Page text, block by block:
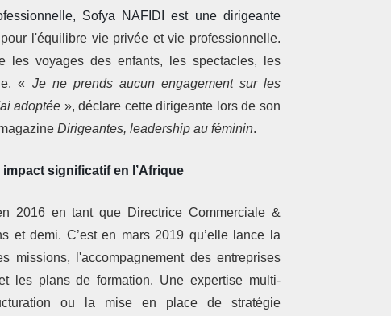
Sofya NAFIDI est une dirigeante
l'équilibre vie privée et vie professionnelle.
les voyages des enfants, les spectacles, les
« Je ne prends aucun engagement sur les
adoptée », déclare cette dirigeante lors de son
Dirigeantes, leadership au féminin.
significatif en l’Afrique
2016 en tant que Directrice Commerciale &
et demi. C’est en mars 2019 qu’elle lance la
missions, l'accompagnement des entreprises
les plans de formation. Une expertise multi-
ou la mise en place de stratégie